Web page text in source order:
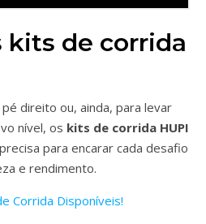
kits de corrida
direito ou, ainda, para levar
nível, os kits de corrida HUPI
para encarar cada desafio
e rendimento.
Corrida Disponíveis!